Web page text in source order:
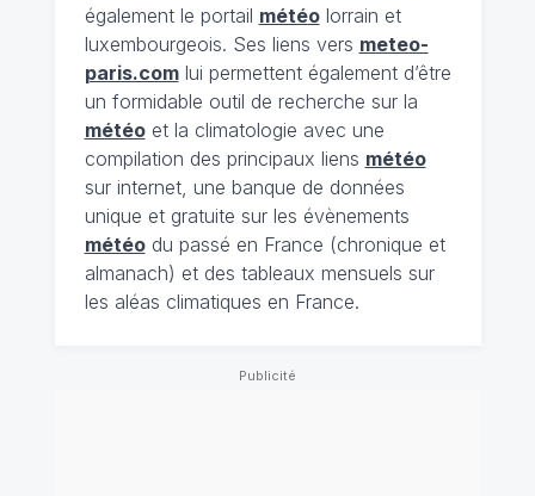
également le portail météolorrain et
luxembourgeois. Ses liens vers meteo-
paris.comlui permettent également d’être
un formidable outil de recherche sur la
météoet la climatologie avec une
compilation des principaux liens météo
sur internet, une banque de données
unique et gratuite sur les évènements
météodu passé en France (chronique et
almanach) et des tableaux mensuels sur
les aléas climatiques en France.